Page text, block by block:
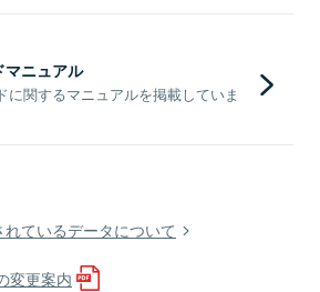
マニュアル
に関するマニュアルを掲載していま
ているデータについて
変更案内